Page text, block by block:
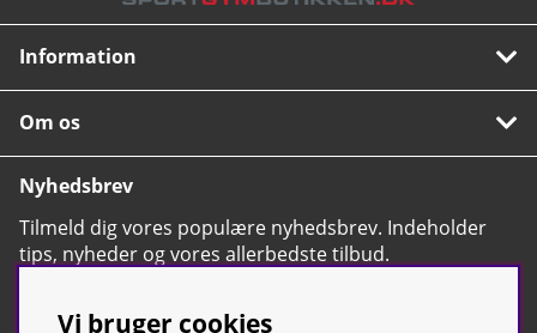
Information
Om os
Nyhedsbrev
Tilmeld dig vores populære nyhedsbrev. Indeholder
tips, nyheder og vores allerbedste tilbud.
Vi bruger cookies